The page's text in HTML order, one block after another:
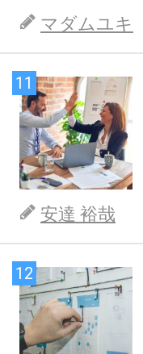
マダムユキ
11
安達 裕哉
12